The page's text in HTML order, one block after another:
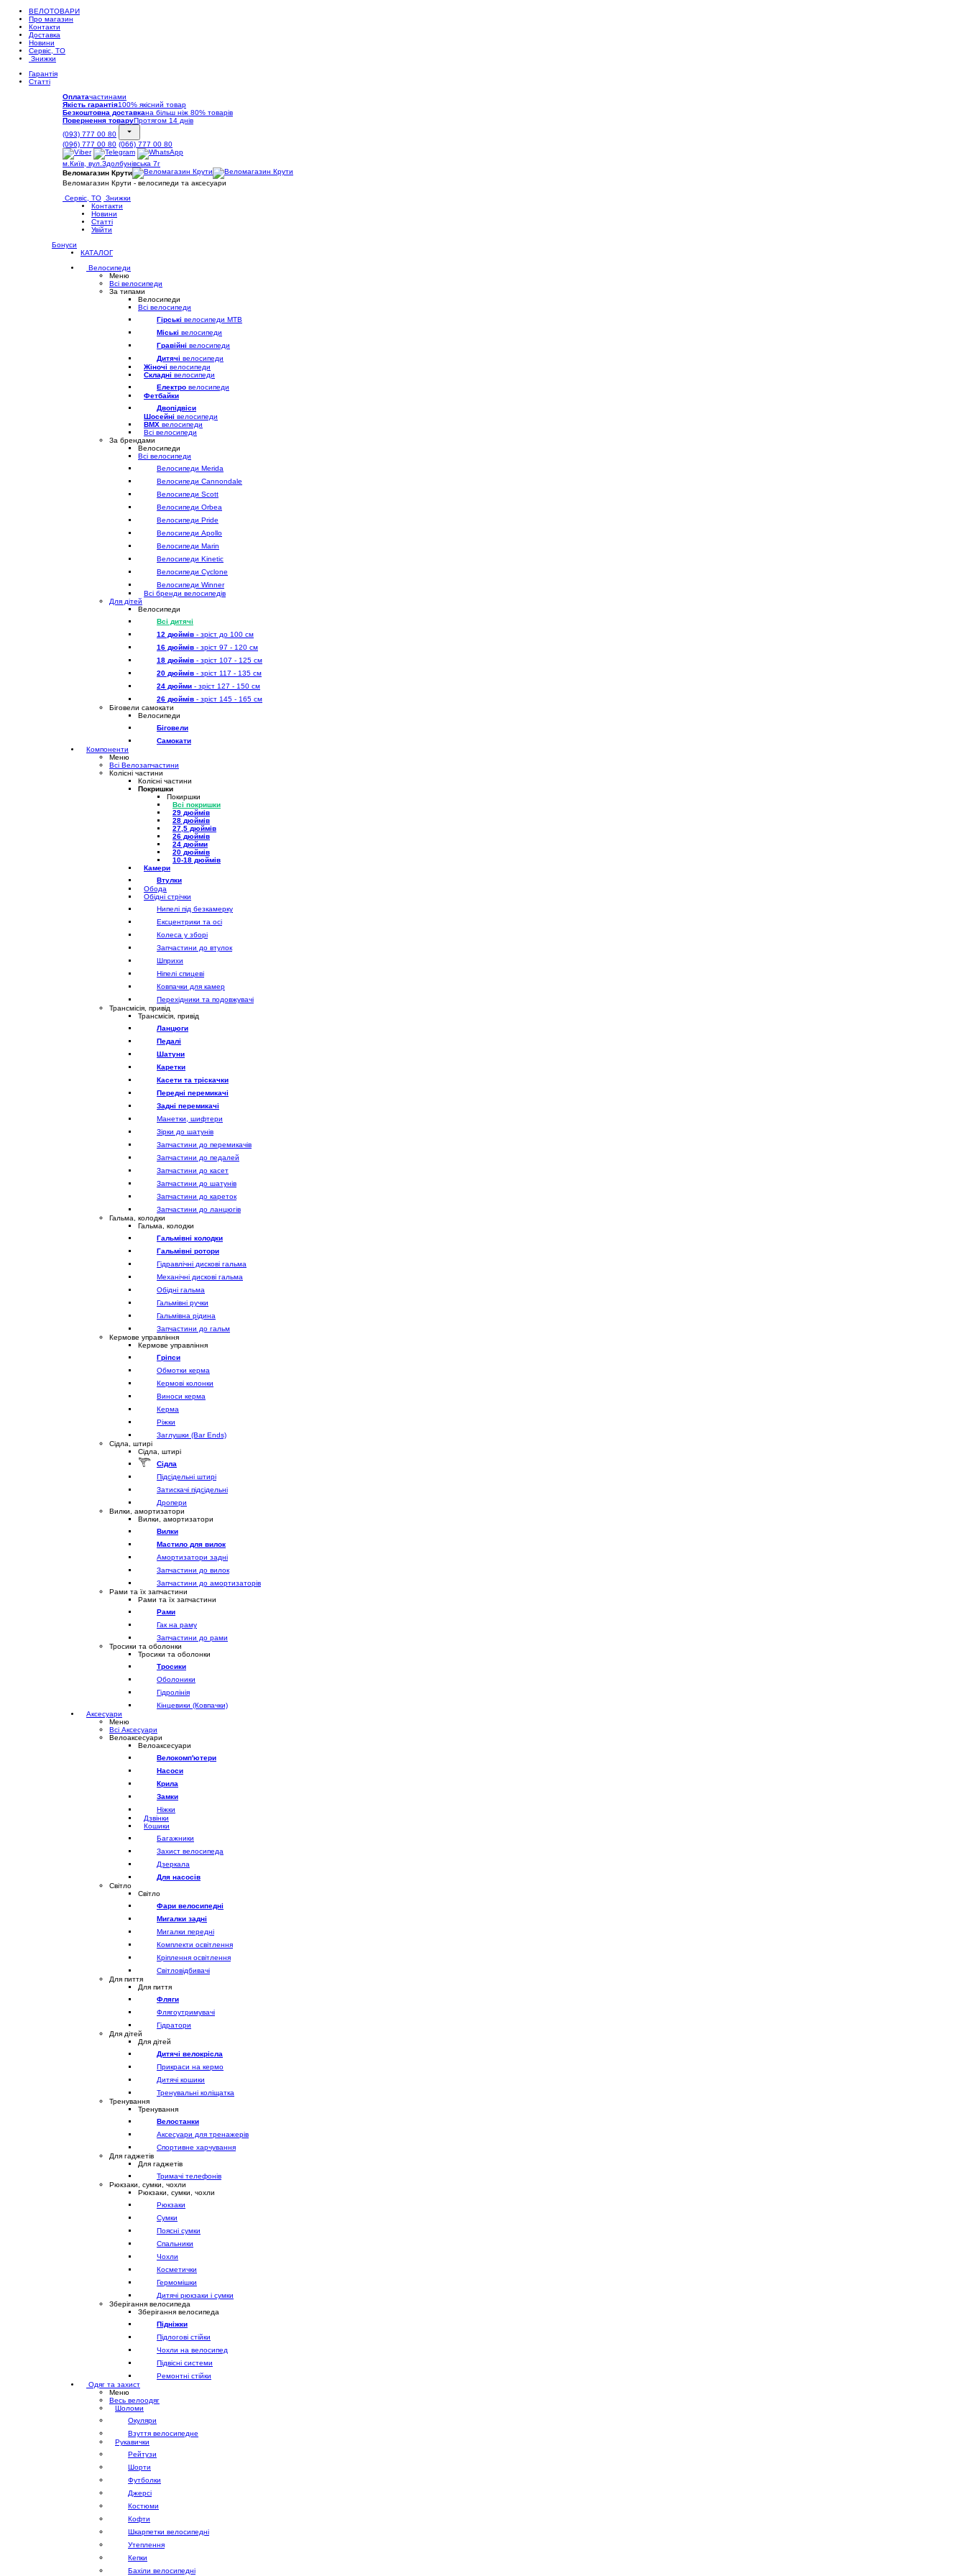
ВЕЛОТОВАРИ
Про магазин
Контакти
Доставка
Новини
Сервіс, ТО
Знижки
Гарантія
Статті
Оплатачастинами
Якість гарантія100% якісний товар
Безкоштовна доставкана більш ніж 80% товарів
Повернення товаруПротягом 14 днів
(093) 777 00 80
(096) 777 00 80 (066) 777 00 80
м.Київ, вул.Здолбунівська 7г
Веломагазин Крути
Веломагазин Крути - велосипеди та аксесуари
Сервіс, ТО Знижки
Контакти
Новини
Статті
Увійти
Бонуси
КАТАЛОГ
Велосипеди
Меню
Всі велосипеди
За типами
Велосипеди
Всі велосипеди
Гірські велосипеди MTB
Міські велосипеди
Гравійні велосипеди
Дитячі велосипеди
Жіночі велосипеди
Складні велосипеди
Електро велосипеди
Фетбайки
Двопідвіси
Шосейні велосипеди
BMX велосипеди
Всі велосипеди
За брендами
Велосипеди
Всі велосипеди
Велосипеди Merida
Велосипеди Cannondale
Велосипеди Scott
Велосипеди Orbea
Велосипеди Pride
Велосипеди Apollo
Велосипеди Marin
Велосипеди Kinetic
Велосипеди Cyclone
Велосипеди Winner
Всі бренди велосипедів
Для дітей
Велосипеди
Всі дитячі
12 дюймів - зріст до 100 см
16 дюймів - зріст 97 - 120 см
18 дюймів - зріст 107 - 125 см
20 дюймів - зріст 117 - 135 см
24 дюйми - зріст 127 - 150 см
26 дюймів - зріст 145 - 165 см
Біговели самокати
Велосипеди
Біговели
Самокати
Компоненти
Меню
Всі Велозапчастини
Колісні частини
Колісні частини
Покришки
Покиршки
Всі покришки
29 дюймів
28 дюймів
27,5 дюймів
26 дюймів
24 дюйми
20 дюймів
10-18 дюймів
Камери
Втулки
Обода
Обідні стрічки
Нипелі під безкамерку
Ексцентрики та осі
Колеса у зборі
Запчастини до втулок
Шприхи
Ніпелі спицеві
Ковпачки для камер
Перехідники та подовжувачі
Трансмісія, привід
Трансмісія, привід
Ланцюги
Педалі
Шатуни
Каретки
Касети та тріскачки
Передні перемикачі
Задні перемикачі
Манетки, шифтери
Зірки до шатунів
Запчастини до перемикачів
Запчастини до педалей
Запчастини до касет
Запчастини до шатунів
Запчастини до кареток
Запчастини до ланцюгів
Гальма, колодки
Гальма, колодки
Гальмівні колодки
Гальмівні ротори
Гідравлічні дискові гальма
Механічні дискові гальма
Обідні гальма
Гальмівні ручки
Гальмівна рідина
Запчастини до гальм
Кермове управління
Кермове управління
Гріпси
Обмотки керма
Кермові колонки
Виноси керма
Керма
Ріжки
Заглушки (Bar Ends)
Сідла, штирі
Сідла, штирі
Сідла
Підсідельні штирі
Затискачі підсідельні
Дропери
Вилки, амортизатори
Вилки, амортизатори
Вилки
Мастило для вилок
Амортизатори задні
Запчастини до вилок
Запчастини до амортизаторів
Рами та їх запчастини
Рами та їх запчастини
Рами
Гак на раму
Запчастини до рами
Тросики та оболонки
Тросики та оболонки
Тросики
Оболоники
Гідролінія
Кінцевики (Ковпачки)
Аксесуари
Меню
Всі Аксесуари
Велоаксесуари
Велоаксесуари
Велокомп'ютери
Насоси
Крила
Замки
Ніжки
Дзвінки
Кошики
Багажники
Захист велосипеда
Дзеркала
Для насосів
Світло
Світло
Фари велосипедні
Мигалки задні
Мигалки передні
Комплекти освітлення
Кріплення освітлення
Світловідбивачі
Для пиття
Для пиття
Фляги
Флягоутримувачі
Гідратори
Для дітей
Для дітей
Дитячі велокрісла
Прикраси на кермо
Дитячі кошики
Тренувальні коліщатка
Тренування
Тренування
Велостанки
Аксесуари для тренажерів
Спортивне харчування
Для гаджетів
Для гаджетів
Тримачі телефонів
Рюкзаки, сумки, чохли
Рюкзаки, сумки, чохли
Рюкзаки
Сумки
Поясні сумки
Спальники
Чохли
Косметички
Гермомішки
Дитячі рюкзаки і сумки
Зберігання велосипеда
Зберігання велосипеда
Підніжки
Підлогові стійки
Чохли на велосипед
Підвісні системи
Ремонтні стійки
Одяг та захист
Меню
Весь велоодяг
Шоломи
Окуляри
Взуття велосипедне
Рукавички
Рейтузи
Шорти
Футболки
Джерсі
Костюми
Кофти
Шкарпетки велосипедні
Утеплення
Кепки
Бахіли велосипедні